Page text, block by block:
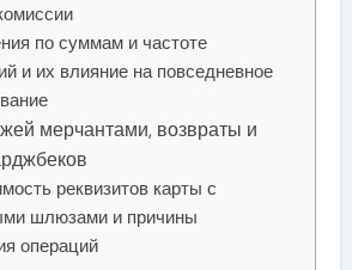
по суммам и частоте
и их влияние на повседневное
мерчантами, возвраты и
реквизитов карты с
шлюзами и причины
операций